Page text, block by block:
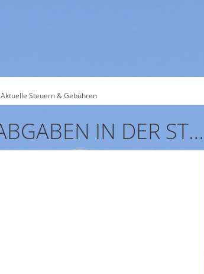
Aktuelle Steuern & Gebühren
AKTUELLE STEUERN UND ABGABEN IN DER STADT BAD PYRMONT